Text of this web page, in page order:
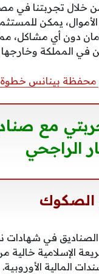
من خلال تجربتنا في
يمكن
دون أي مشاكل،
في المملكة وخارجها
بينانس
مع
الراجحي
الصكوك
في شهادات
الإسلامية خالية
المالية الأوروبية.